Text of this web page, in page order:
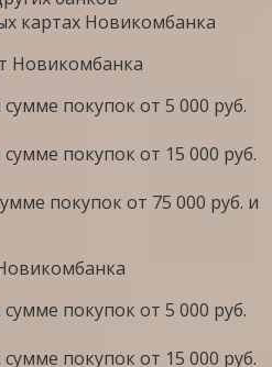
картах Новикомбанка
покупок от 5 000 руб.
покупок от 15 000 руб.
покупок от 75 000 руб. и
покупок от 5 000 руб.
покупок от 15 000 руб.